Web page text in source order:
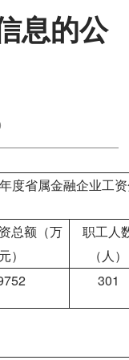
息的公
度省属金融企业工
总额（万
元）
职工人
（人）
301